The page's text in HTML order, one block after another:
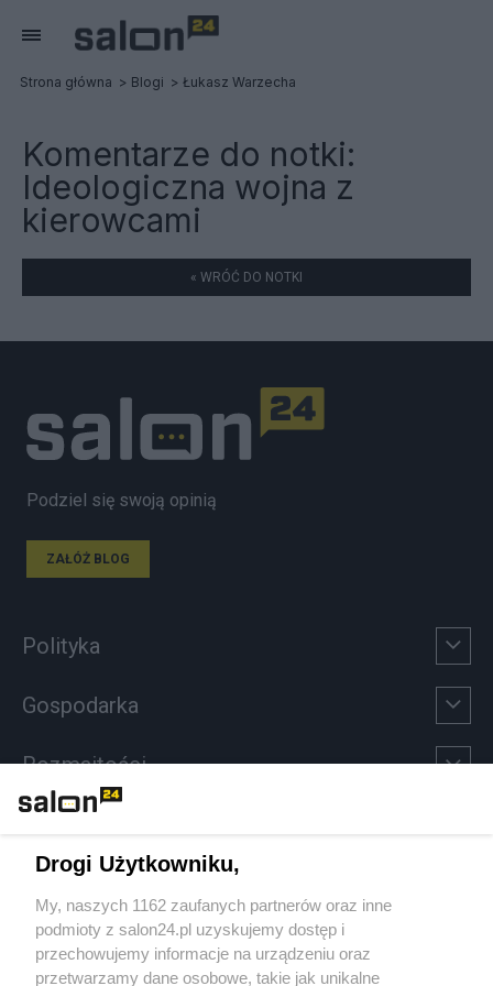
Strona główna Blogi Łukasz Warzecha
Komentarze do notki:
Ideologiczna wojna z
kierowcami
« WRÓĆ DO NOTKI
Podziel się swoją opinią
ZAŁÓŻ BLOG
Polityka
Gospodarka
Rozmaitości
Sport
Społeczeństwo
Drogi Użytkowniku,
My, naszych 1162 zaufanych partnerów oraz inne
podmioty z salon24.pl uzyskujemy dostęp i
przechowujemy informacje na urządzeniu oraz
przetwarzamy dane osobowe, takie jak unikalne